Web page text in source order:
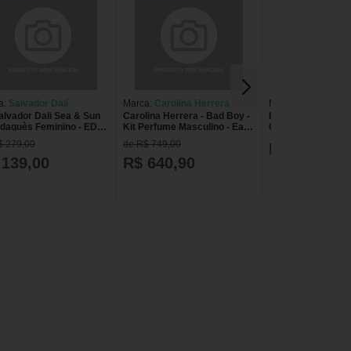
Salvador Dalí
Dali Sea & Sun
Feminino - EDT
+ 30ml Carolina Herrera
Girl Légère Eau de
- Perfume Feminino
279,00
Marca: Carolina Herrera
Carolina Herrera - Bad Boy -
Kit Perfume Masculino - Eau
de Toilette 100ml + Gel de
Banho 100ml
de R$ 749,00
R$ 640,90
Marca:
Kit Forever Deo
Cosméticos -
R$ 96,18